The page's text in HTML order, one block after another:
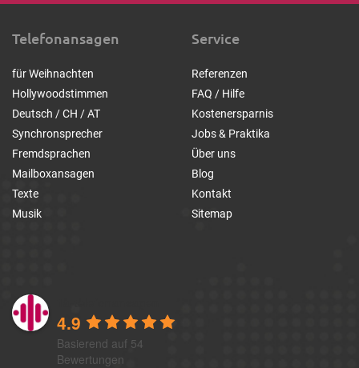
Telefonansagen
für Weihnachten
Hollywoodstimmen
Deutsch / CH / AT
Synchronsprecher
Fremdsprachen
Mailboxansagen
Texte
Musik
4.9
Basierend auf 54
Bewertungen
Service
Referenzen
FAQ / Hilfe
Kostenersparnis
Jobs & Praktika
Über uns
Blog
Kontakt
Sitemap